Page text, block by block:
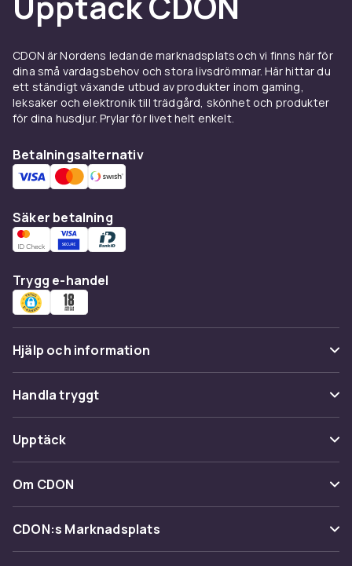
CDON är Nordens ledande marknadsplats och vi finns här för
dina små vardagsbehov och stora livsdrömmar. Här hittar du
ett ständigt växande utbud av produkter inom gaming,
leksaker och elektronik till trädgård, skönhet och produkter
för dina husdjur. Prylar för livet helt enkelt.
Betalningsalternativ
Säker betalning
Trygg e-handel
Hjälp och information
Vanliga frågor
Spåra paket
Ångra & Returnera här
Kundservice
Handla tryggt
Betalning
Leverans
Återkallelser
Upptäck
Kategorier
Varumärken
Om CDON
Om oss
Kundrecensioner
CDON:s Marknadsplats